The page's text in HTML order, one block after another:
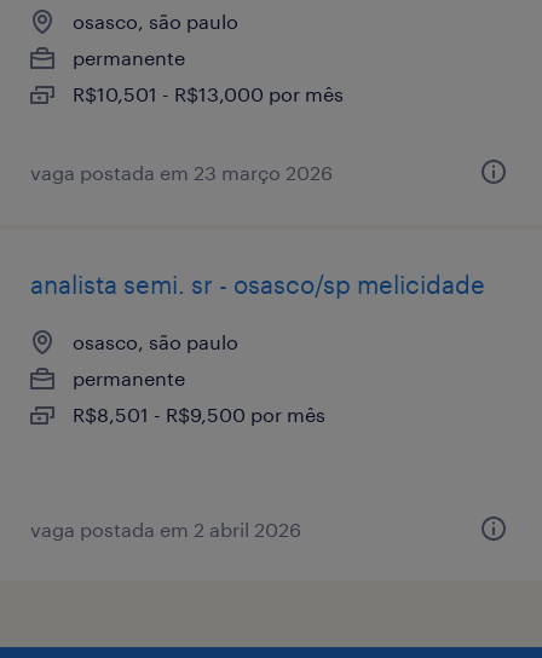
osasco, são paulo
permanente
R$10,501 - R$13,000 por mês
vaga postada em 23 março 2026
analista semi. sr - osasco/sp melicidade
osasco, são paulo
permanente
R$8,501 - R$9,500 por mês
vaga postada em 2 abril 2026